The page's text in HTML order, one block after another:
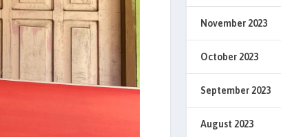
November 2023
October 2023
September 2023
August 2023